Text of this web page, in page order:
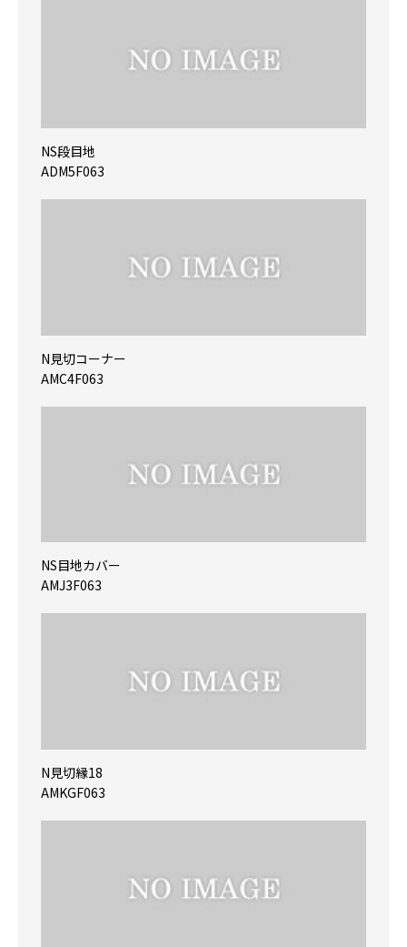
NS段目地
ADM5F063
N見切コーナー
AMC4F063
NS目地カバー
AMJ3F063
N見切縁18
AMKGF063